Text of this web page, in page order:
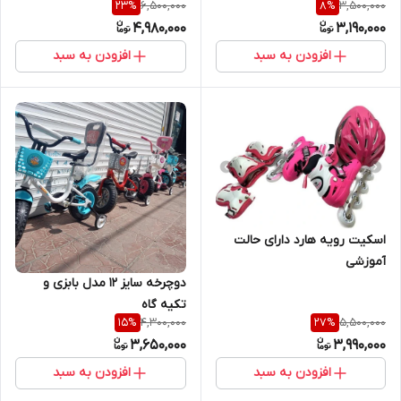
3,500,000
8%
3,190,000
افزودن به سبد
6,500,000
23%
4,980,000
افزودن به سبد
اسکیت رویه هارد دارای حالت
آموزشی
5,500,000
27%
3,990,000
افزودن به سبد
دوچرخه سایز 12 مدل بابزی و
تکیه گاه
4,300,000
15%
3,650,000
افزودن به سبد